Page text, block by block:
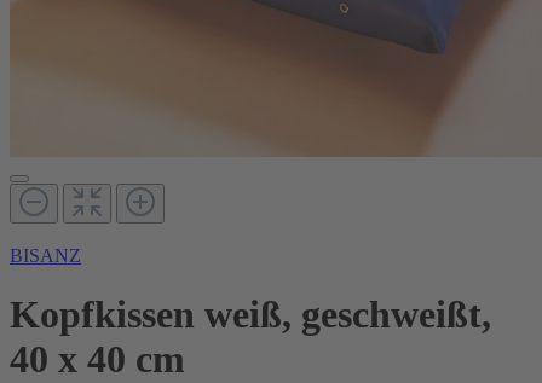
BISANZ
Kopfkissen weiß, geschweißt,
40 x 40 cm